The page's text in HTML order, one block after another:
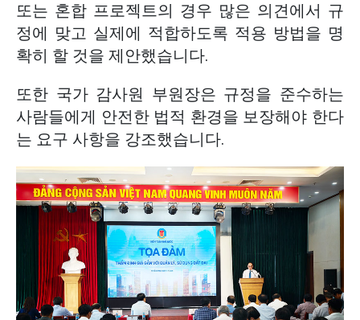
또는 혼합 프로젝트의 경우 많은 의견에서 규
정에 맞고 실제에 적합하도록 적용 방법을 명
확히 할 것을 제안했습니다.
또한 국가 감사원 부원장은 규정을 준수하는
사람들에게 안전한 법적 환경을 보장해야 한다
는 요구 사항을 강조했습니다.